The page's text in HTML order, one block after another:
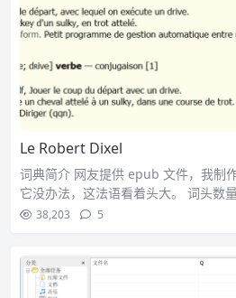
Le Robert Dixel
词典简介 网友提供 epub 文件，我制
它没办法，这法语看着头大。 词头数
38,203 5